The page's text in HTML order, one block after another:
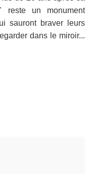
un monument
sauront braver leurs
dans le miroir...